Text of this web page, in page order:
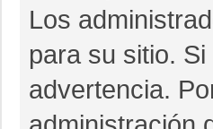
Los
para su sitio.
advertencia.